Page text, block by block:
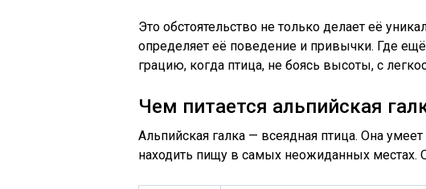
Это обстоятельство не только делает её
определяет её поведение и привычки. Где
грацию, когда птица, не боясь высоты, с
Чем питается альпийская
Альпийская галка — всеядная птица. Она
находить пищу в самых неожиданных местах.